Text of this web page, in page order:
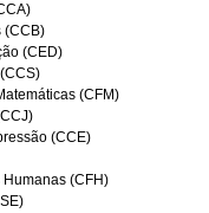
(CCB)
(CED)
(CFM)
(CCE)
(CFH)